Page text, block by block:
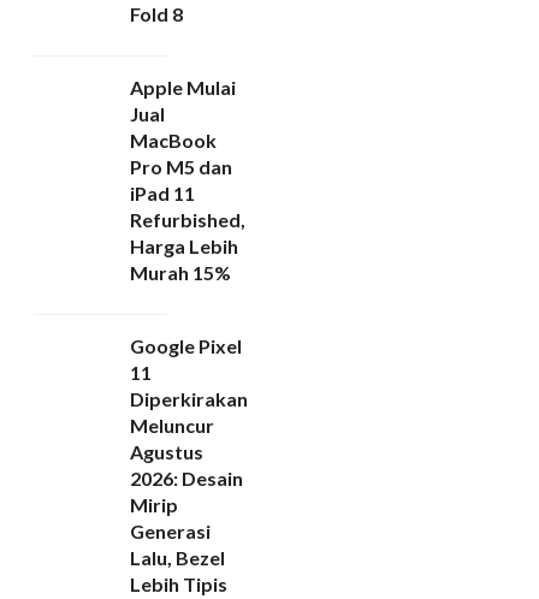
Fold 8
Apple Mulai
Jual
MacBook
Pro M5 dan
iPad 11
Refurbished,
Harga Lebih
Murah 15%
Google Pixel
11
Diperkirakan
Meluncur
Agustus
2026: Desain
Mirip
Generasi
Lalu, Bezel
Lebih Tipis